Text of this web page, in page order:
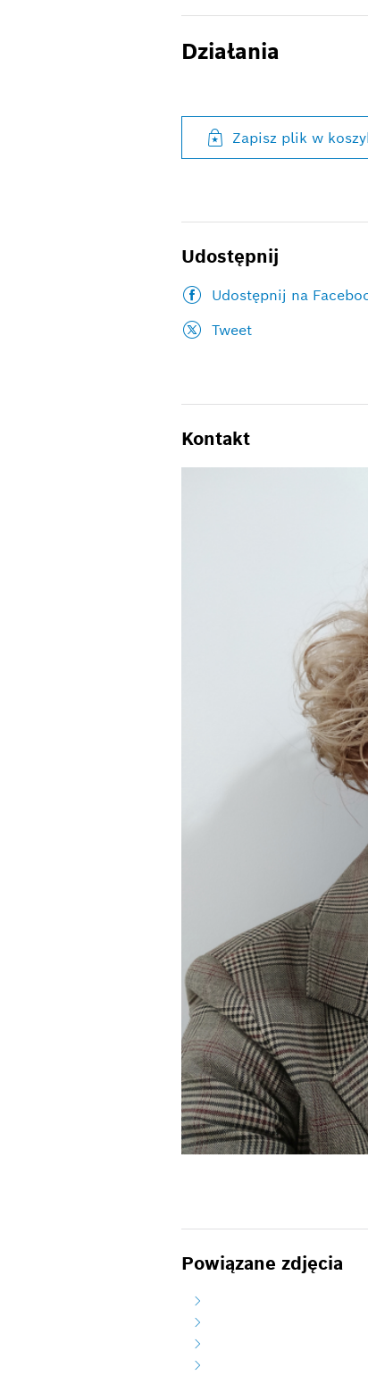
Działania
Zapisz plik w
Udostępnij
Udostępnij na
Tweet
Kontakt
Powiązane zdjęcia